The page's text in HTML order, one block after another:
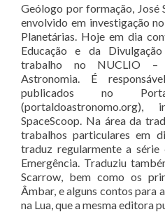
Geólogo por formação, José
envolvido em investigação
Planetárias. Hoje em dia
Educação e da
trabalho no NUCLIO –
Astronomia. É
publicados no
SpaceScoop. Na área da
trabalhos particulares em
traduz regularmente a
Emergência. Traduziu
Scarrow, bem como os
Âmbar, e alguns contos para
na Lua, que a mesma editora